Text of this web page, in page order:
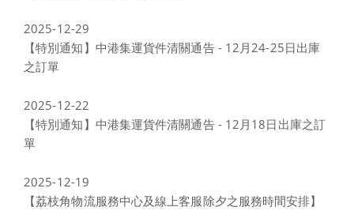
2025-12-29
【特別通知】中港集運貨件清關通告 - 12月24-25日出庫
之訂單
2025-12-22
【特別通知】中港集運貨件清關通告 - 12月18日出庫之訂
單
2025-12-19
【荔枝角物流服務中心及線上客服除夕之服務時間安排】